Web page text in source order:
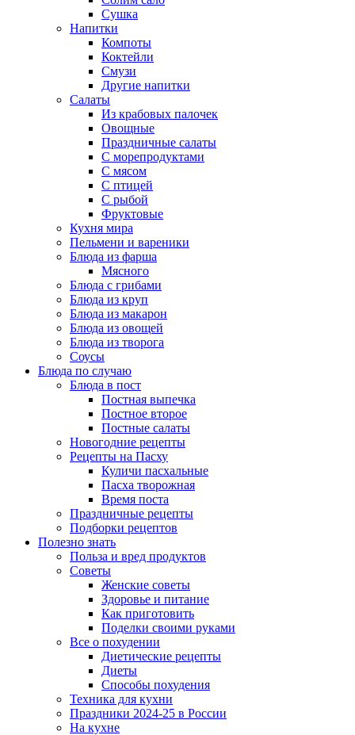
Сушка
Напитки
Компоты
Коктейли
Смузи
Другие напитки
Салаты
Из крабовых палочек
Овощные
Праздничные салаты
С морепродуктами
С мясом
С птицей
С рыбой
Фруктовые
Кухня мира
Пельмени и вареники
Блюда из фарша
Мясного
Блюда с грибами
Блюда из круп
Блюда из макарон
Блюда из овощей
Блюда из творога
Соусы
Блюда по случаю
Блюда в пост
Постная выпечка
Постное второе
Постные салаты
Новогодние рецепты
Рецепты на Пасху
Куличи пасхальные
Пасха творожная
Время поста
Праздничные рецепты
Подборки рецептов
Полезно знать
Польза и вред продуктов
Советы
Женские советы
Здоровье и питание
Как приготовить
Поделки своими руками
Все о похудении
Диетические рецепты
Диеты
Способы похудения
Техника для кухни
Праздники 2024-25 в России
На кухне